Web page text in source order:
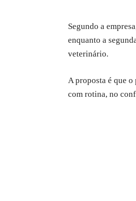
Segundo a
enquanto a
veterinário.
A proposta é que
com rotina, no